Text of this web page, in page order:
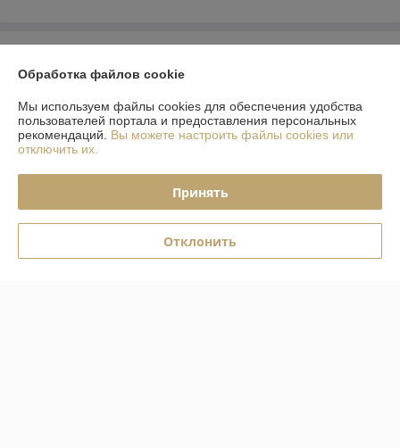
Доставка и оплата
График работы
Политика обработки cookies
Обработка файлов cookie
Мы используем файлы cookies для обеспечения удобства
пользователей портала и предоставления персональных
рекомендаций. Вы можете настроить файлы cookies или
отключить их.
Принять
Отклонить